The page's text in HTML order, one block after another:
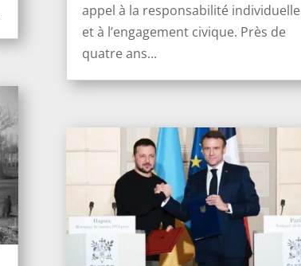
appel à la responsabilité individuelle
et à l’engagement civique. Près de
quatre ans...